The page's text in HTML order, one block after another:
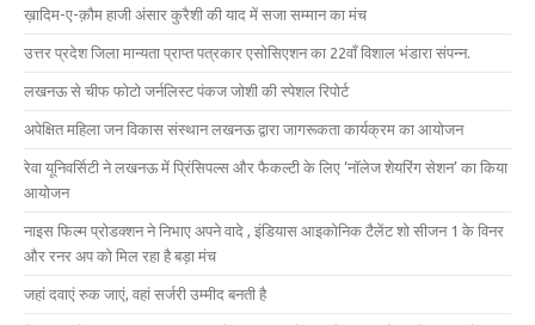
ख़ादिम-ए-क़ौम हाजी अंसार कुरैशी की याद में सजा सम्मान का मंच
उत्तर प्रदेश जिला मान्यता प्राप्त पत्रकार एसोसिएशन का 22वाँ विशाल भंडारा संपन्न.
लखनऊ से चीफ फोटो जर्नलिस्ट पंकज जोशी की स्पेशल रिपोर्ट
अपेक्षित महिला जन विकास संस्थान लखनऊ द्वारा जागरूकता कार्यक्रम का आयोजन
रेवा यूनिवर्सिटी ने लखनऊ में प्रिंसिपल्स और फैकल्टी के लिए ‘नॉलेज शेयरिंग सेशन’ का किया
आयोजन
नाइस फिल्म प्रोडक्शन ने निभाए अपने वादे , इंडियास आइकोनिक टैलेंट शो सीजन 1 के विनर
और रनर अप को मिल रहा है बड़ा मंच
जहां दवाएं रुक जाएं, वहां सर्जरी उम्मीद बनती है